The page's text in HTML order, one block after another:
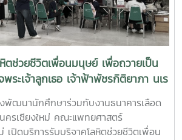
ตช่วยชีวิตเพื่อนมนุษย์ เพื่อถวายเป็น
ระเจ้าลูกเธอ เจ้าฟ้าพัชรกิติยาภา นเร
หลวงราช สาริณีสิริพัชร มหาวัชรราช
.69)
นานักศึกษาร่วมกับงานธนาคารเลือด
ครเชียงใหม่ คณะแพทยศาสตร์
เปิดบริการรับบริจาคโลหิตช่วยชีวิตเพื่อน